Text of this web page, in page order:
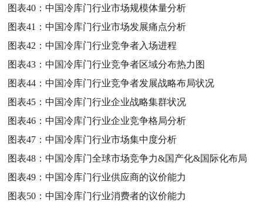
图表40：中国冷库门行业市场规模体量分析
图表41：中国冷库门行业市场发展痛点分析
图表42：中国冷库门行业竞争者入场进程
图表43：中国冷库门行业竞争者区域分布热力图
图表44：中国冷库门行业竞争者发展战略布局状况
图表45：中国冷库门行业企业战略集群状况
图表46：中国冷库门行业企业竞争格局分析
图表47：中国冷库门行业市场集中度分析
图表48：中国冷库门全球市场竞争力&国产化&国际化布局
图表49：中国冷库门行业供应商的议价能力
图表50：中国冷库门行业消费者的议价能力